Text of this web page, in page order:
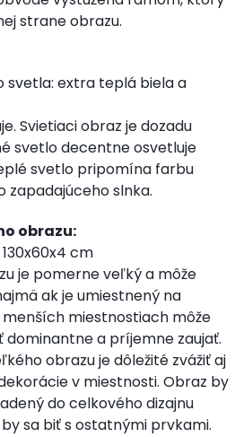
strane obrazu.
svetla: extra teplá biela a
Svietiaci obraz je dozadu
svetlo decentne osvetluje
svetlo pripomína farbu
zapadajúceho slnka.
obrazu:
cm
je pomerne veľký a môže
ak je umiestnený na
miestnostiach môže
a príjemne zaujať.
obrazu je dôležité zvážiť aj
v miestnosti. Obraz by
do celkového dizajnu
sa biť s ostatnými prvkami.